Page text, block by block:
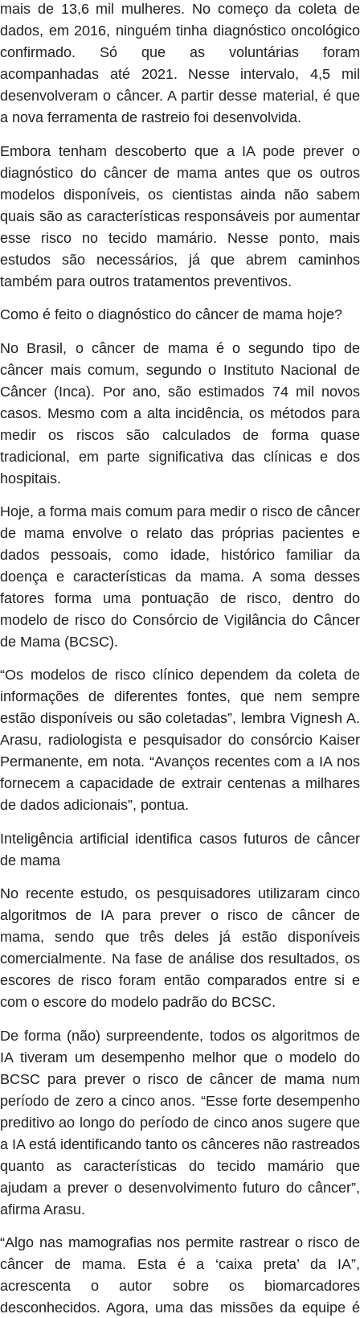
mais de 13,6 mil mulheres. No começo da coleta de
dados, em 2016, ninguém tinha diagnóstico oncológico
confirmado. Só que as voluntárias foram
acompanhadas até 2021. Nesse intervalo, 4,5 mil
desenvolveram o câncer. A partir desse material, é que
a nova ferramenta de rastreio foi desenvolvida.
Embora tenham descoberto que a IA pode prever o
diagnóstico do câncer de mama antes que os outros
modelos disponíveis, os cientistas ainda não sabem
quais são as características responsáveis por aumentar
esse risco no tecido mamário. Nesse ponto, mais
estudos são necessários, já que abrem caminhos
também para outros tratamentos preventivos.
Como é feito o diagnóstico do câncer de mama hoje?
No Brasil, o câncer de mama é o segundo tipo de
câncer mais comum, segundo o Instituto Nacional de
Câncer (Inca). Por ano, são estimados 74 mil novos
casos. Mesmo com a alta incidência, os métodos para
medir os riscos são calculados de forma quase
tradicional, em parte significativa das clínicas e dos
hospitais.
Hoje, a forma mais comum para medir o risco de câncer
de mama envolve o relato das próprias pacientes e
dados pessoais, como idade, histórico familiar da
doença e características da mama. A soma desses
fatores forma uma pontuação de risco, dentro do
modelo de risco do Consórcio de Vigilância do Câncer
de Mama (BCSC).
“Os modelos de risco clínico dependem da coleta de
informações de diferentes fontes, que nem sempre
estão disponíveis ou são coletadas”, lembra Vignesh A.
Arasu, radiologista e pesquisador do consórcio Kaiser
Permanente, em nota. “Avanços recentes com a IA nos
fornecem a capacidade de extrair centenas a milhares
de dados adicionais”, pontua.
Inteligência artificial identifica casos futuros de câncer
de mama
No recente estudo, os pesquisadores utilizaram cinco
algoritmos de IA para prever o risco de câncer de
mama, sendo que três deles já estão disponíveis
comercialmente. Na fase de análise dos resultados, os
escores de risco foram então comparados entre si e
com o escore do modelo padrão do BCSC.
De forma (não) surpreendente, todos os algoritmos de
IA tiveram um desempenho melhor que o modelo do
BCSC para prever o risco de câncer de mama num
período de zero a cinco anos. “Esse forte desempenho
preditivo ao longo do período de cinco anos sugere que
a IA está identificando tanto os cânceres não rastreados
quanto as características do tecido mamário que
ajudam a prever o desenvolvimento futuro do câncer”,
afirma Arasu.
“Algo nas mamografias nos permite rastrear o risco de
câncer de mama. Esta é a ‘caixa preta’ da IA”,
acrescenta o autor sobre os biomarcadores
desconhecidos. Agora, uma das missões da equipe é